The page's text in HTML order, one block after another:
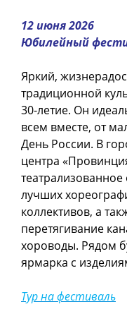
12 июня 2026
Юбилейный
Яркий,
традиционной
30-летие. Он
всем вместе, от
День России. В
центра
лучших
коллективов, а
перетягивание
хороводы. Рядом
ярмарка с
Тур на фестиваль